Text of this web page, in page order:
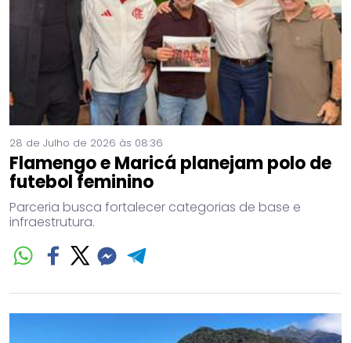
28 de Julho de 2026 às 08:36
Flamengo e Maricá planejam polo de
futebol feminino
Parceria busca fortalecer categorias de base e
infraestrutura.